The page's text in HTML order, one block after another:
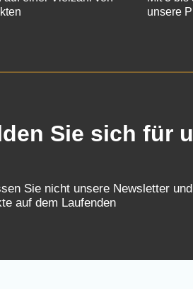
unsere
Sie sich für
Sie nicht unsere Newsletter
auf dem Laufenden